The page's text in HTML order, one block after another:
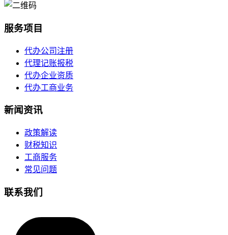
服务项目
代办公司注册
代理记账报税
代办企业资质
代办工商业务
新闻资讯
政策解读
财税知识
工商服务
常见问题
联系我们